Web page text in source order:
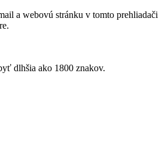
a webovú stránku v tomto prehliadači
dlhšia ako 1800 znakov.